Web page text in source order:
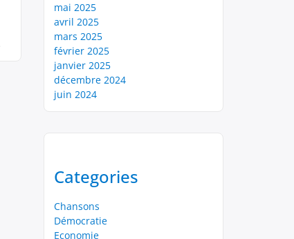
mai 2025
avril 2025
mars 2025
février 2025
janvier 2025
décembre 2024
juin 2024
Categories
Chansons
Démocratie
Economie